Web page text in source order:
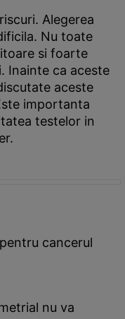
Alegerea
Nu toate
si foarte
Inainte ca aceste
aceste
importanta
testelor in
cancerul
nu va